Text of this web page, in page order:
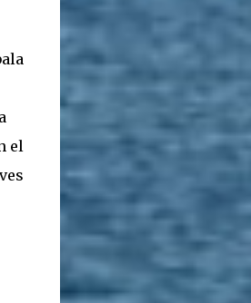
el